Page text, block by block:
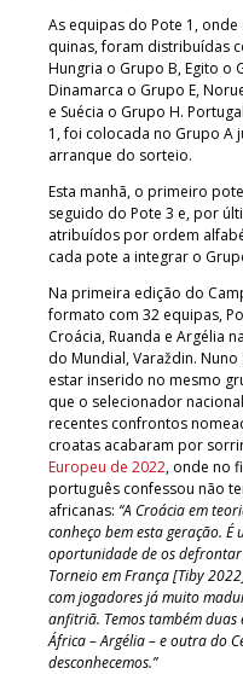
As equipas do Pote 1,
quinas, foram distribuídas
Hungria o Grupo B, Egito o
Dinamarca o Grupo E,
e Suécia o Grupo H.
1, foi colocada no Grupo A
arranque do sorteio.
Esta manhã, o primeiro
seguido do Pote 3 e, por
atribuídos por ordem
cada pote a integrar o
Na primeira edição do
formato com 32 equipas,
Croácia, Ruanda e Argélia
do Mundial, Varaždin.
estar inserido no mesmo
que o selecionador
recentes confrontos
croatas acabaram por
Europeu de 2022, onde no
português confessou não
africanas: “A Croácia em
conheço bem esta geração.
oportunidade de os
Torneio em França [Tiby
com jogadores já muito
anfitriã. Temos também
África – Argélia – e outra do
desconhecemos.”